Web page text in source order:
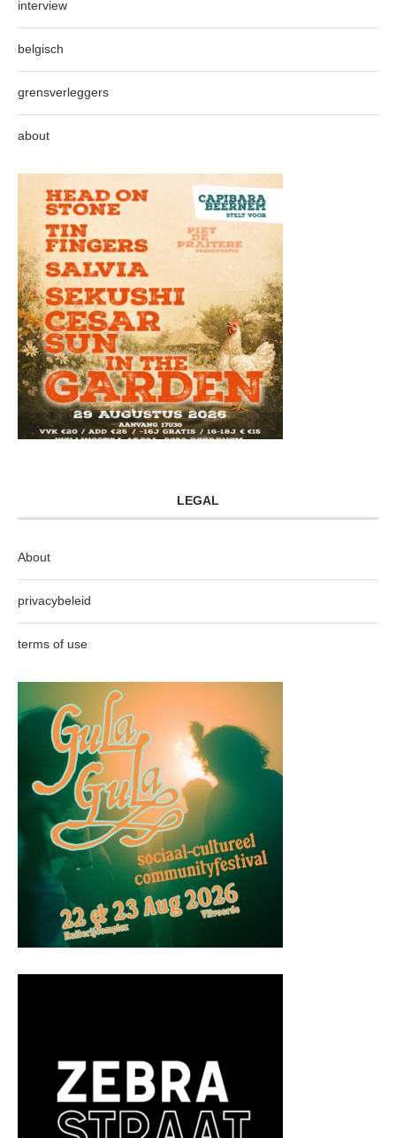
interview
belgisch
grensverleggers
about
LEGAL
About
privacybeleid
terms of use